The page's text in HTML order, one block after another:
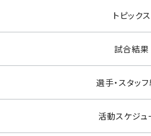
トピックス
試合結果
選手・スタッ
活動スケジュ